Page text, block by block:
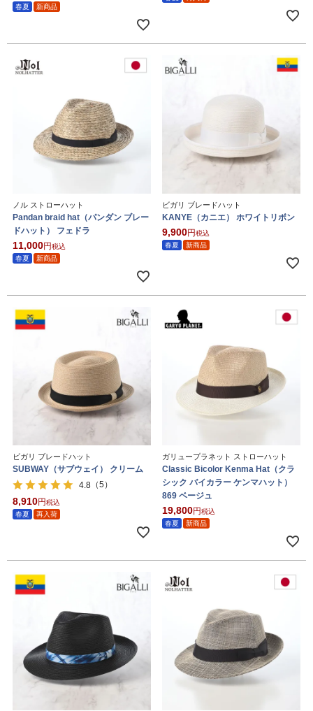
春夏 新商品
ノル ストローハット
Pandan braid hat（パンダン ブレー
ドハット） フェドラ
11,000
税込
春夏
新商品
ビガリ ブレードハット
KANYE（カニエ） ホワイトリボン
9,900
税込
春夏
新商品
ビガリ ブレードハット
SUBWAY（サブウェイ） クリーム
4.8 （5）
8,910
税込
春夏
再入荷
ガリュープラネット ストローハット
Classic Bicolor Kenma Hat（クラ
シック バイカラー ケンマハット）
869 ベージュ
19,800
税込
春夏
新商品